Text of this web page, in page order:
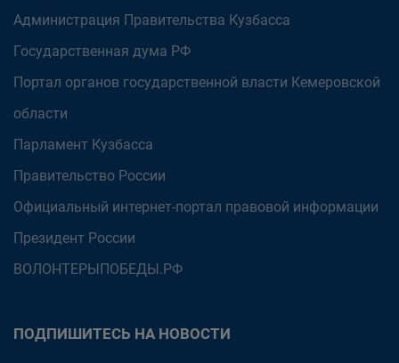
Администрация Правительства Кузбасса
Государственная дума РФ
Портал органов государственной власти Кемеровской
области
Парламент Кузбасса
Правительство России
Официальный интернет-портал правовой информации
Президент России
ВОЛОНТЕРЫПОБЕДЫ.РФ
ПОДПИШИТЕСЬ НА НОВОСТИ